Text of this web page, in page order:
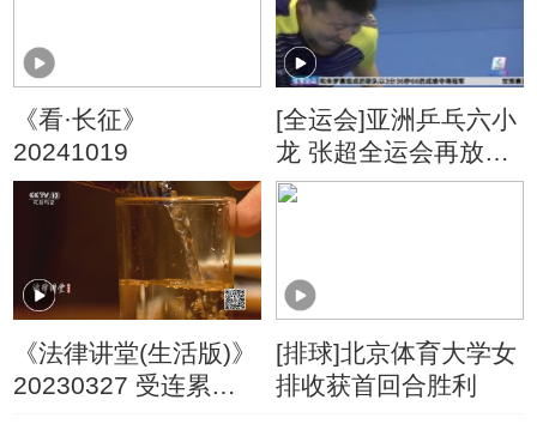
《看·长征》
20241019
[全运会]亚洲乒乓六小
龙 张超全运会再放光
芒
《法律讲堂(生活版)》
20230327 受连累的
[排球]北京体育大学女
排收获首回合胜利